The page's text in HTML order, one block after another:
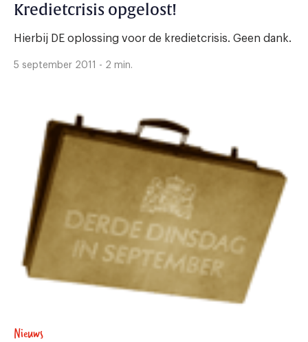
Kredietcrisis opgelost!
Hierbij DE oplossing voor de kredietcrisis. Geen dank.
5 september 2011 - 2 min.
Nieuws